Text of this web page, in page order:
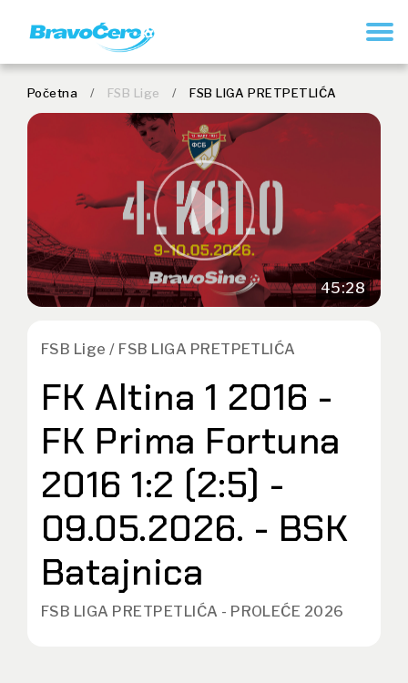
Početna / FSB Lige / FSB LIGA PRETPETLIĆA
45:28
FSB Lige / FSB LIGA PRETPETLIĆA
FK Altina 1 2016 -
FK Prima Fortuna
2016 1:2 (2:5) -
09.05.2026. - BSK
Batajnica
FSB LIGA PRETPETLIĆA - PROLEĆE 2026